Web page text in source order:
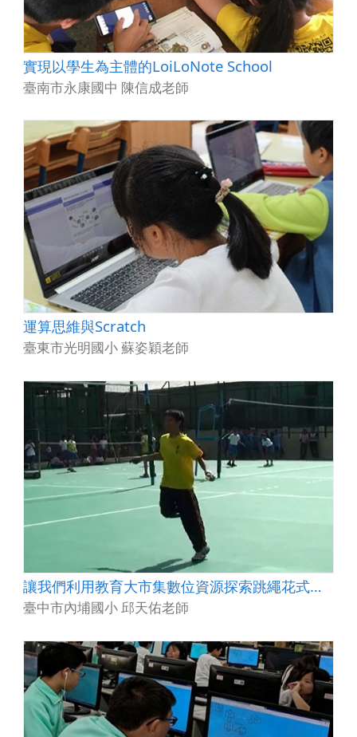
實現以學生為主體的LoiLoNote School
臺南市永康國中 陳信成老師
運算思維與Scratch
臺東市光明國小 蘇姿穎老師
讓我們利用教育大市集數位資源探索跳繩花式動作
臺中市內埔國小 邱天佑老師